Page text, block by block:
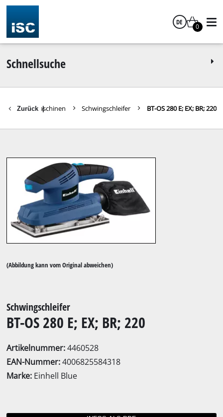
DE
0
Schnellsuche
Zurück |
Schleifmaschinen Schwingschleifer BT-OS 280 E; EX; BR; 220
(Abbildung kann vom Original abweichen)
Schwingschleifer
BT-OS 280 E; EX; BR; 220
Artikelnummer:4460528
EAN-Nummer:4006825584318
Marke: Einhell Blue